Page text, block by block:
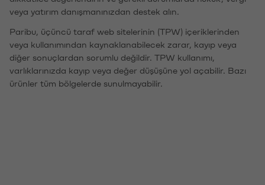
veya yatırım danışmanınızdan destek alın.
Paribu, üçüncü taraf web sitelerinin (TPW) içeriklerinden
veya kullanımından kaynaklanabilecek zarar, kayıp veya
diğer sonuçlardan sorumlu değildir. TPW kullanımı,
varlıklarınızda kayıp veya değer düşüşüne yol açabilir. Bazı
ürünler tüm bölgelerde sunulmayabilir.